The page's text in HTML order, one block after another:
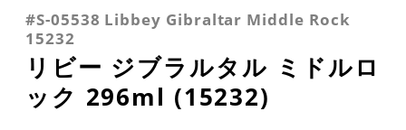
ロックグラス
#S-05538 Libbey Gibraltar Middle Rock
15232
リビー ジブラルタル ミドルロ
ック 296ml (15232)